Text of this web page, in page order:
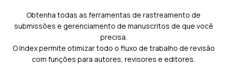
Obtenha todas as ferramentas de rastreamento de
submissões e gerenciamento de manuscritos de que você
precisa.
O Index permite otimizar todo o fluxo de trabalho de revisão
com funções para autores, revisores e editores.